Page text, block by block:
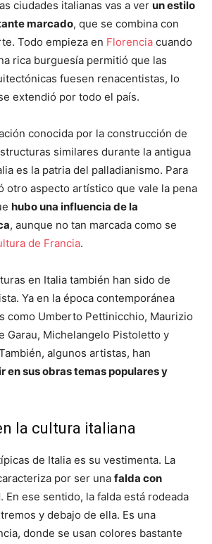
ciudades italianas vas a ver un estilo
marcado, que se combina con
Todo empieza en Florencia cuando
rica burguesía permitió que las
fuesen renacentistas, lo
extendió por todo el país.
conocida por la construcción de
similares durante la antigua
es la patria del palladianismo. Para
otro aspecto artístico que vale la pena
hubo una influencia de la
, aunque no tan marcada como se
de Francia.
en Italia también han sido de
Ya en la época contemporánea
como Umberto Pettinicchio, Maurizio
Garau, Michelangelo Pistoletto y
algunos artistas, han
en sus obras temas populares y
la cultura italiana
de Italia es su vestimenta. La
por ser una falda con
. En ese sentido, la falda está rodeada
y debajo de ella. Es una
donde se usan colores bastante